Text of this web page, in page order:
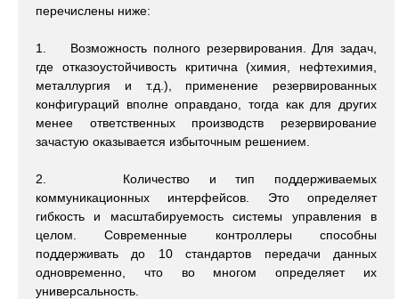
перечислены ниже:
1. Возможность полного резервирования. Для задач,
где отказоустойчивость критична (химия, нефтехимия,
металлургия и т.д.), применение резервированных
конфигураций вполне оправдано, тогда как для других
менее ответственных производств резервирование
зачастую оказывается избыточным решением.
2. Количество и тип поддерживаемых
коммуникационных интерфейсов. Это определяет
гибкость и масштабируемость системы управления в
целом. Современные контроллеры способны
поддерживать до 10 стандартов передачи данных
одновременно, что во многом определяет их
универсальность.